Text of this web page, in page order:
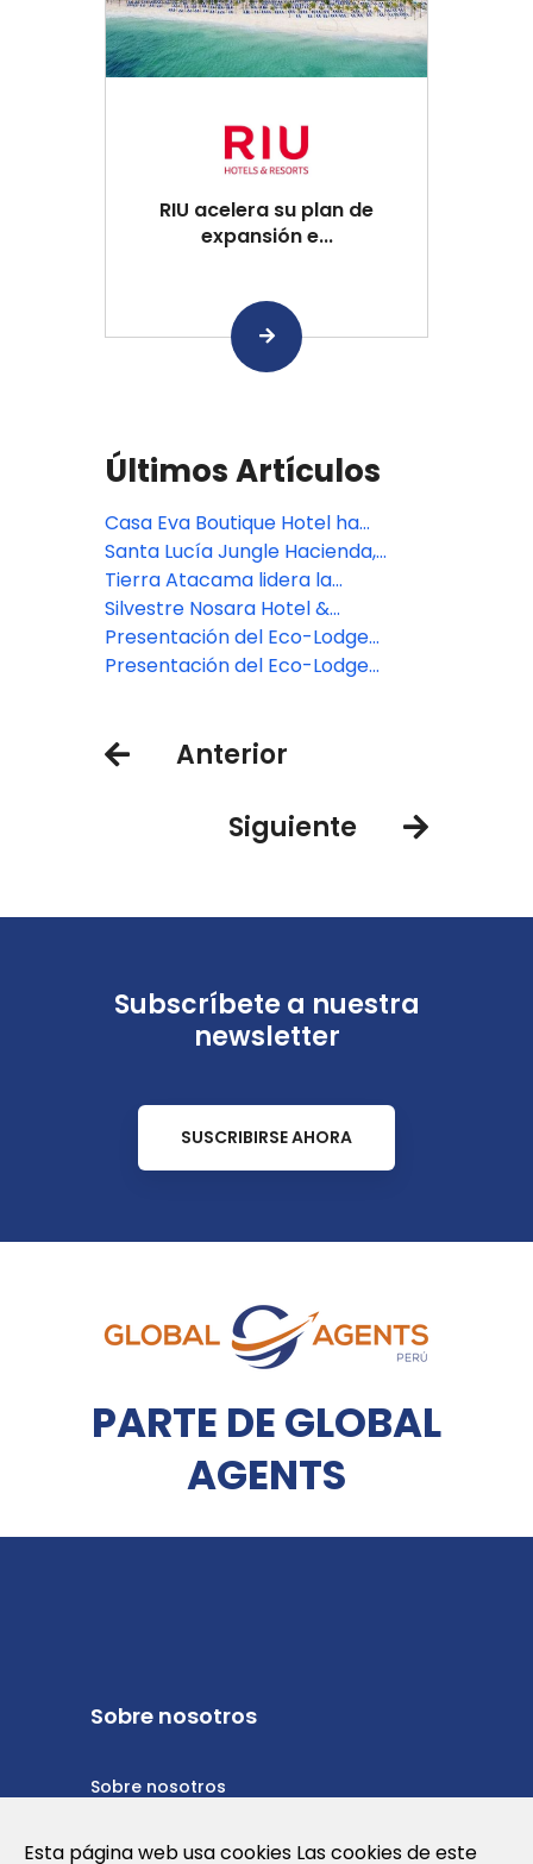
RIU acelera su plan de
expansión e...
Últimos Artículos
Casa Eva Boutique Hotel ha
abierto sus puertas: donde el
bienestar se une a la magia del
Valle Sagrado de los Incas.
Santa Lucía Jungle Hacienda,
Autograph Collection debuta en
las tierras altas del Pacífico de
Costa Rica
Tierra Atacama lidera la
experiencia de lujo en Chile tras
una reforma multimillonaria
Silvestre Nosara Hotel &
Residences, debuta en Costa Rica
Presentación del Eco-Lodge
colombiano, Cannúa
Presentación del Eco-Lodge
Anterior
Siguiente
Subscríbete a nuestra
newsletter
SUSCRIBIRSE AHORA
PARTE DE GLOBAL
AGENTS
Sobre nosotros
Sobre nosotros
Esta página web usa cookies Las cookies de este